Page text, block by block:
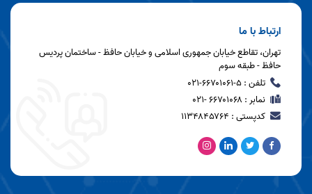
ارتباط با ما
تهران، تقاطع خیابان جمهوری اسلامی و خیابان حافظ - ساختمان پردیس
حافظ - طبقه سوم
تلفن : ۵-۶۶۷۰۱۰۶۱-۰۲۱
نمابر : ۶۶۷۰۱۰۶۸ -۰۲۱
کدپستی : ۱۱۳۴۸۴۵۷۶۴